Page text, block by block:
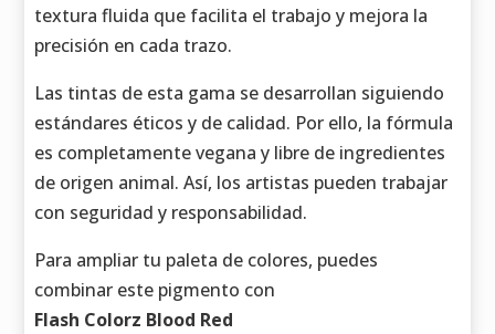
textura fluida que facilita el trabajo y mejora la
precisión en cada trazo.
Las tintas de esta gama se desarrollan siguiendo
estándares éticos y de calidad. Por ello, la fórmula
es completamente vegana y libre de ingredientes
de origen animal. Así, los artistas pueden trabajar
con seguridad y responsabilidad.
Para ampliar tu paleta de colores, puedes
combinar este pigmento con
Flash Colorz Blood Red